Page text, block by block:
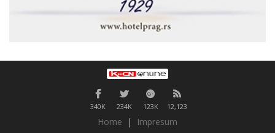
340K 234K 123K 12,123
Home |
Impresum